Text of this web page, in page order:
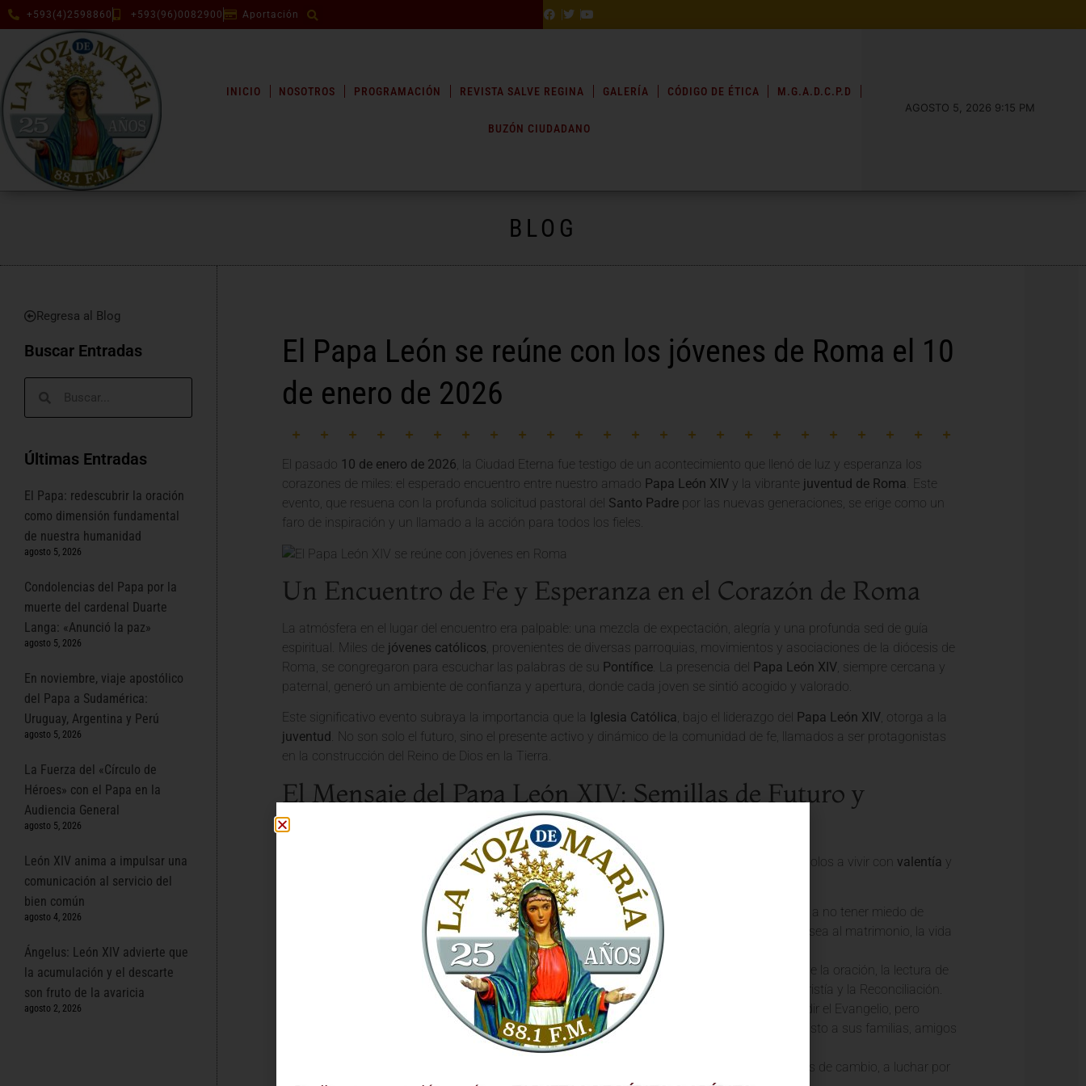
+593(4)2598860 +593(96)0082900 Aportación
INICIO NOSOTROS PROGRAMACIÓN REVISTA SALVE REGINA GALERÍA CÓDIGO DE ÉTICA M.G.A.D.C.P.D
BUZÓN CIUDADANO
AGOSTO 5, 2026 9:15 PM
BLOG
Regresa al Blog
Buscar Entradas
Últimas Entradas
El Papa: redescubrir la oración
como dimensión fundamental
de nuestra humanidad
agosto 5, 2026
Condolencias del Papa por la
muerte del cardenal Duarte
Langa: «Anunció la paz»
agosto 5, 2026
En noviembre, viaje apostólico
del Papa a Sudamérica:
Uruguay, Argentina y Perú
agosto 5, 2026
La Fuerza del «Círculo de
Héroes» con el Papa en la
Audiencia General
agosto 5, 2026
León XIV anima a impulsar una
comunicación al servicio del
bien común
agosto 4, 2026
Ángelus: León XIV advierte que
la acumulación y el descarte
son fruto de la avaricia
agosto 2, 2026
El Papa León se reúne con los jóvenes de Roma el 10
de enero de 2026
El pasado 10 de enero de 2026, la Ciudad Eterna fue testigo de un acontecimiento que llenó de luz y esperanza los
corazones de miles: el esperado encuentro entre nuestro amado Papa León XIVy la vibrante juventud de Roma. Este
evento, que resuena con la profunda solicitud pastoral del Santo Padrepor las nuevas generaciones, se erige como un
faro de inspiración y un llamado a la acción para todos los fieles.
Un Encuentro de Fe y Esperanza en el Corazón de Roma
La atmósfera en el lugar del encuentro era palpable: una mezcla de expectación, alegría y una profunda sed de guía
espiritual. Miles de jóvenes católicos, provenientes de diversas parroquias, movimientos y asociaciones de la diócesis de
Roma, se congregaron para escuchar las palabras de su Pontífice. La presencia del Papa León XIV, siempre cercana y
paternal, generó un ambiente de confianza y apertura, donde cada joven se sintió acogido y valorado.
Este significativo evento subraya la importancia que la Iglesia Católica, bajo el liderazgo del Papa León XIV, otorga a la
juventud . No son solo el futuro, sino el presente activo y dinámico de la comunidad de fe, llamados a ser protagonistas
en la construcción del Reino de Dios en la Tierra.
El Mensaje del Papa León XIV: Semillas de Futuro y
Esperanza
Papa León XIVdirigió un mensaje claro y conmovedor a la , instándolos a vivir con valentía y
Santo Padre enfatizó la necesidad de:
Discernimiento Vocacional:
Animó a los jóvenes a escuchar la voz de Dios en sus vidas, a no tener miedo de
preguntar «¿Qué quieres de mí, Señor?» y a responder con generosidad a su llamado, ya sea al matrimonio, la vida
consagrada, el sacerdocio o cualquier otra forma de servicio.
Subrayó la importancia de una relación personal con Jesucristo a través de la oración, la lectura de
la Sagrada Escritura y la participación activa en los sacramentos, especialmente la Eucaristía y la Reconciliación.
Ser Misioneros Digitales y Reales:Los invitó a utilizar las nuevas tecnologías para difundir el Evangelio, pero
también a ser testigos vivos de la fe en sus entornos cotidianos, llevando la alegría de Cristo a sus familias, amigos
Recordó que la fe sin obras está muerta, animándolos a ser agentes de cambio, a luchar por